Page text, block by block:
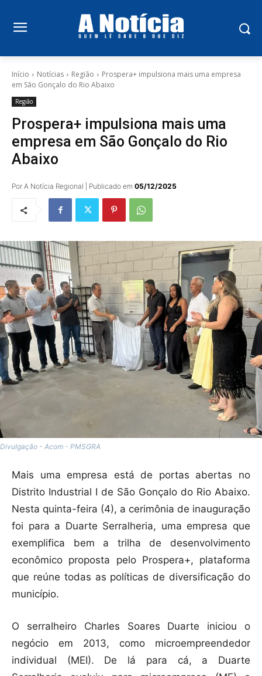
Início Notícias Região
Prospera+ impulsiona mais uma empresa
em São Gonçalo do Rio Abaixo
Região
Prospera+ impulsiona mais uma
empresa em São Gonçalo do Rio
Abaixo
Por A Notícia Regional | Publicado em 05/12/2025
Divulgação - Acom - PMSGRA
Mais uma empresa está de portas abertas no
Distrito Industrial I de São Gonçalo do Rio Abaixo.
Nesta quinta-feira (4), a cerimônia de inauguração
foi para a Duarte Serralheria, uma empresa que
exemplifica bem a trilha de desenvolvimento
econômico proposta pelo Prospera+, plataforma
que reúne todas as políticas de diversificação do
município.
O serralheiro Charles Soares Duarte iniciou o
negócio em 2013, como microempreendedor
individual (MEI). De lá para cá, a Duarte